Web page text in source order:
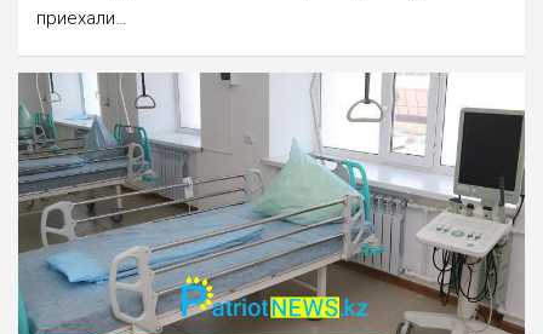
приехали…